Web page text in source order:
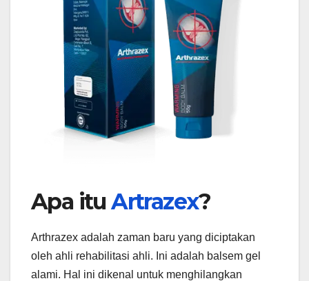
Apa ituArtrazex?
Arthrazex adalah zaman baru yang diciptakan
oleh ahli rehabilitasi ahli. Ini adalah balsem gel
alami. Hal ini dikenal untuk menghilangkan